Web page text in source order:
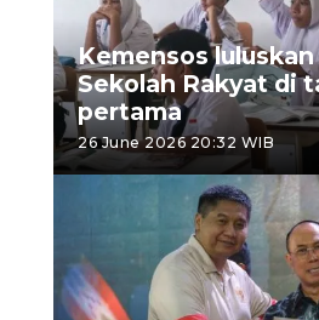
Kemensos
Sekolah Rakyat di
pertama
26 June 2026 20:32 WIB